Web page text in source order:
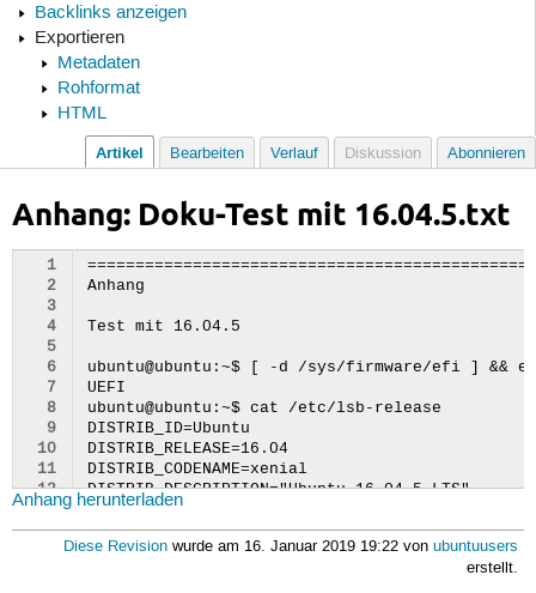
Backlinks anzeigen
Exportieren
Metadaten
Rohformat
HTML
Artikel Bearbeiten Verlauf Diskussion Abonnieren
Anhang: Doku-Test mit 16.04.5.txt
  1
  2
  3
  4
  5
  6
  7
  8
  9
10
11
12
13
14
Anhang
Test mit 16.04.5
ubuntu@ubuntu:~$ [ -d /sys/firmware/efi ] &&
UEFI
ubuntu@ubuntu:~$ cat /etc/lsb-release
DISTRIB_ID=Ubuntu
DISTRIB_RELEASE=16.04
DISTRIB_CODENAME=xenial
DISTRIB_DESCRIPTION="Ubuntu 16.04.5 LTS"
ubuntu@ubuntu:~$ sudo parted -l
Modell: ATA Crucial_CT120M50 (scsi)
Festplatte  /dev/sda:  120GB
Sektorgröße (logisch/physisch): 512B/4096B
Anhang herunterladen
Diese Revision wurde am 16. Januar 2019 19:22 vonubuntuusers
erstellt.